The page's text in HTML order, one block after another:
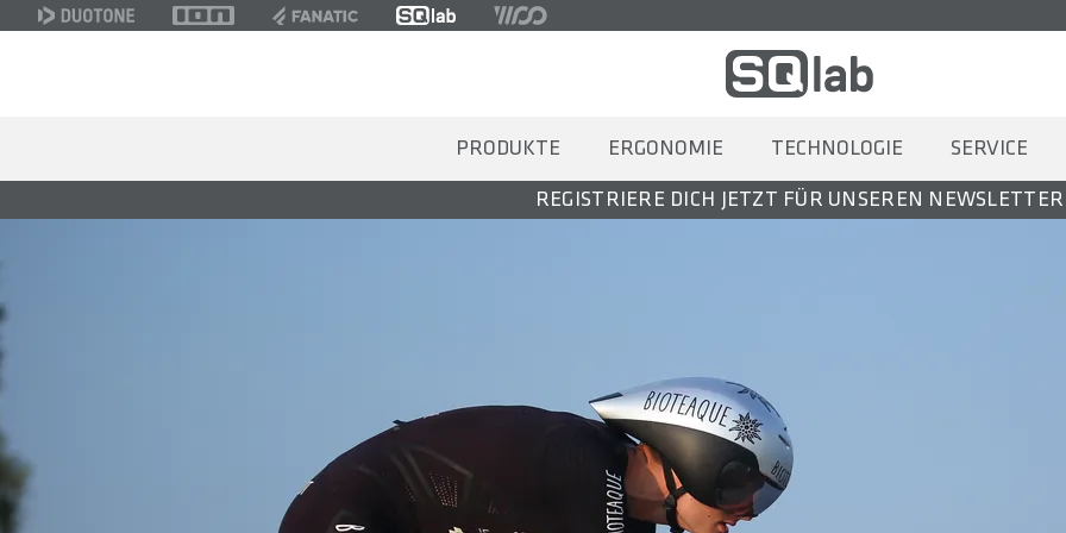
PRODUKTE ERGONOMIE TECHNOLOGIE SERVICE
REGISTRIERE DICH JETZT FÜR UNSEREN NEWSLETTER